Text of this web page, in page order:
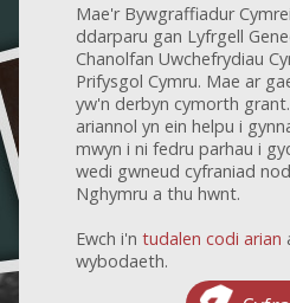
Mae'r Bywgraffiadur
ddarparu gan Lyfrgell
Chanolfan Uwchefrydiau
Prifysgol Cymru. Mae ar
yw'n derbyn cymorth
ariannol yn ein helpu i
mwyn i ni fedru parhau i
wedi gwneud cyfraniad
Nghymru a thu hwnt.
Ewch i'n tudalen codi arian
wybodaeth.